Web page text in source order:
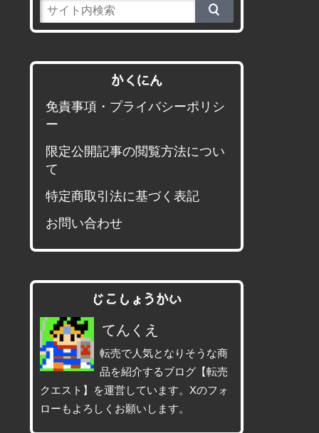
かくにん
免責事項・プライバシーポリシ
ー
限定公開記事の閲覧方法につい
て
特定商取引法に基づく表記
お問い合わせ
じこしょうかい
てんくえ
転売で人気となりそうな商
品を紹介するブログ【転売
クエスト】を運営しています。Xのフォ
ローもよろしくお願いします。